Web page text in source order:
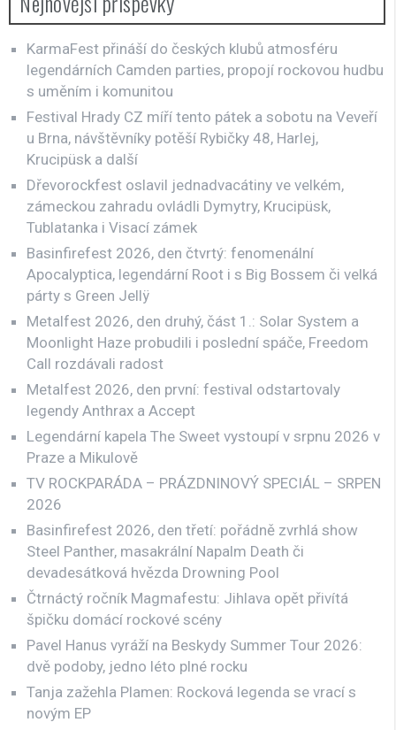
KarmaFest přináší do českých klubů atmosféru
legendárních Camden parties, propojí rockovou hudbu
s uměním i komunitou
Festival Hrady CZ míří tento pátek a sobotu na Veveří
u Brna, návštěvníky potěší Rybičky 48, Harlej,
Krucipüsk a další
Dřevorockfest oslavil jednadvacátiny ve velkém,
zámeckou zahradu ovládli Dymytry, Krucipüsk,
Tublatanka i Visací zámek
Basinfirefest 2026, den čtvrtý: fenomenální
Apocalyptica, legendární Root i s Big Bossem či velká
párty s Green Jellÿ
Metalfest 2026, den druhý, část 1.: Solar System a
Moonlight Haze probudili i poslední spáče, Freedom
Call rozdávali radost
Metalfest 2026, den první: festival odstartovaly
legendy Anthrax a Accept
Legendární kapela The Sweet vystoupí v srpnu 2026 v
Praze a Mikulově
TV ROCKPARÁDA – PRÁZDNINOVÝ SPECIÁL – SRPEN
2026
Basinfirefest 2026, den třetí: pořádně zvrhlá show
Steel Panther, masakrální Napalm Death či
devadesátková hvězda Drowning Pool
Čtrnáctý ročník Magmafestu: Jihlava opět přivítá
špičku domácí rockové scény
Pavel Hanus vyráží na Beskydy Summer Tour 2026:
dvě podoby, jedno léto plné rocku
Tanja zažehla Plamen: Rocková legenda se vrací s
novým EP